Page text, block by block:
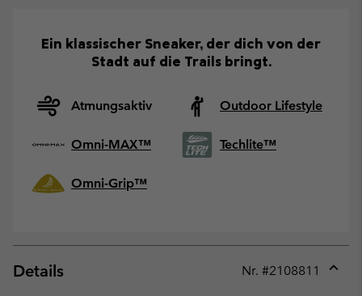
Ein klassischer Sneaker, der dich von der
Stadt auf die Trails bringt.
Atmungsaktiv Outdoor Lifestyle
Omni-MAX™ Techlite™
Omni-Grip™
Details Nr. #2108811